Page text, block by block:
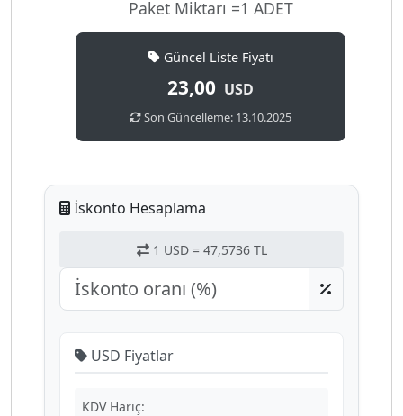
Paket Miktarı =1 ADET
Güncel Liste Fiyatı
23,00 USD
Son Güncelleme: 13.10.2025
İskonto Hesaplama
1 USD = 47,5736 TL
USD Fiyatlar
KDV Hariç: